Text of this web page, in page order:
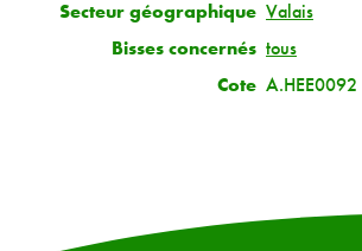
Secteur géographique Valais
Bisses concernés tous
Cote A.HEE0092